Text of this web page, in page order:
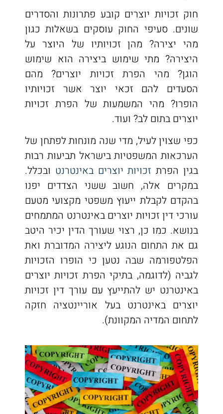
חוק זכויות יוצרים קובע פתרונות והסדרים
שונים. סעיפי החוק עוסקים בשאלות כגון
מהי יצירה? מהן זכויותיו של היוצר על
היצירה? מתי שימוש ביצירה הוא שימוש
הוגן? מהי הפרת זכויות יוצרים? מהם
הסעדים להם זכאי יוצר אשר זכויותיו
הופרו? מהי המשמעות של הפרת זכויות
יוצרים בתום לב? ועוד.
כפי שצוין לעיל, מדי שנה מונחות לפתחן של
הערכאות המשפטיות בישראל תביעות רבות
בגין הפרת זכויות יוצרים באינטרנט ובכלל.
במקרים אלה, חשוב ששני הצדדים יפנו
בהקדם לקבלת ייעוץ משפטי מקצועי מטעם
עורכי דין זכויות יוצרים באינטרנט המתמחים
בנושא. כמו כן, רצוי שעורך הדין יכיר היטב
גם את התחום הנוגע ליצירה המדוברת ואת
הפלטפורמה שבה נטען כי הופרו הזכויות
לגביה (לדוגמה, בתיקי הפרת זכויות יוצרים
באינטרנט יש להתייעץ עם עורך דין זכויות
יוצרים באינטרנט בעל אוריינטציה חזקה
לתחום המדיה המקוונת).